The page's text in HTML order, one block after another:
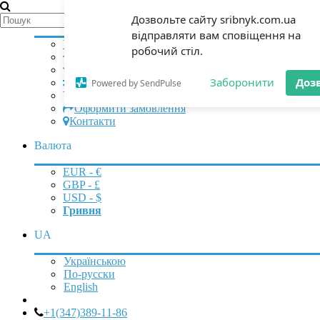
Дозвольте сайту sribnyk.com.ua
відправляти вам сповіщення на
робочий стіл.
Powered by SendPulse Заборонити
Мій аккаунт
Увійти
Зареєструватися
Порівняння (0)
Оформити замовлення
Контакти
Валюта
EUR - €
GBP - £
USD - $
Гривня
UA
Українською
По-русски
English
+1(347)389-11-86